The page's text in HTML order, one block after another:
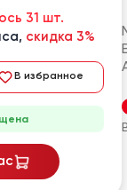
31 шт.
скидка 3%
В избранное